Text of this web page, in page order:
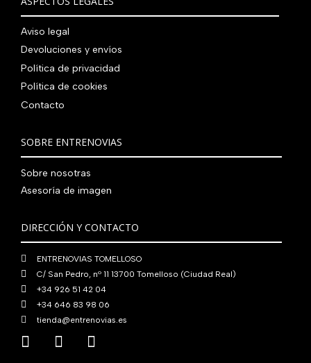
Aviso legal
Devoluciones y envíos
Política de privacidad
Política de cookies
Contacto
SOBRE ENTRENOVIAS
Sobre nosotras
Asesoría de imagen
DIRECCIÓN Y CONTACTO
ENTRENOVIAS TOMELLOSO
C/ San Pedro, nº 11 13700 Tomelloso (Ciudad Real)
+34 926 51 42 04
+34 646 83 98 06
tienda@entrenovias.es